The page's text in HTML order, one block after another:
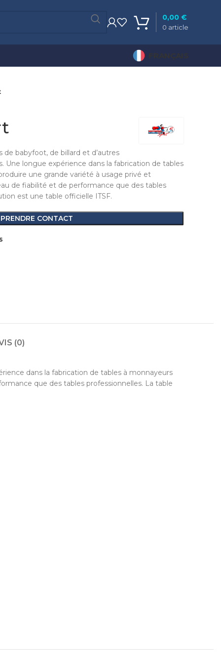
0 article
0,00 €
FRANÇAIS
babyfoot, de billard et d’autres
Une longue expérience dans la fabrication de tables
une grande variété à usage privé et
de fiabilité et de performance que des tables
est une table officielle ITSF.
PRENDRE CONTACT
(0)
dans la fabrication de tables à monnayeurs
que des tables professionnelles. La table